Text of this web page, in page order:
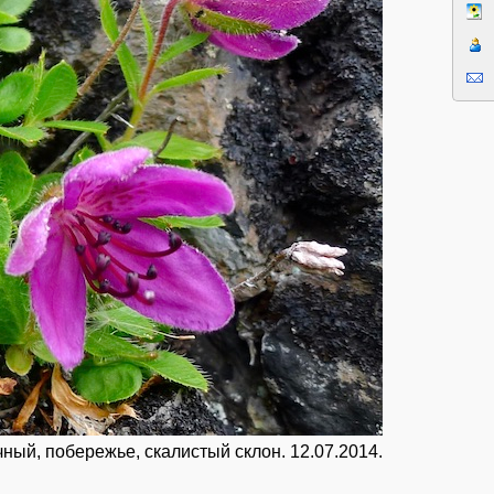
побережье, скалистый склон. 12.07.2014.